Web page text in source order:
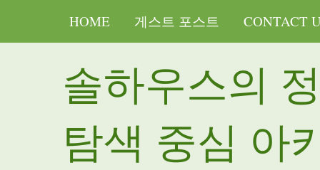
HOME 게스트 포스트 CONTACT
솔하우스의
탐색 중심 아